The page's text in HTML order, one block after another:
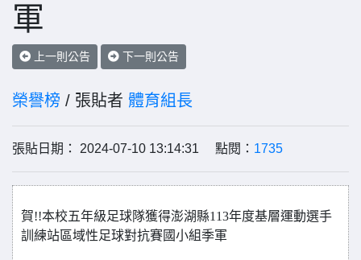
軍
上一則公告 下一則公告
榮譽榜 / 張貼者 體育組長
張貼日期： 2024-07-10 13:14:31 點閱： 1735
賀!!本校五年級足球隊獲得澎湖縣113年度基層運動選手
訓練站區域性足球對抗賽國小組季軍